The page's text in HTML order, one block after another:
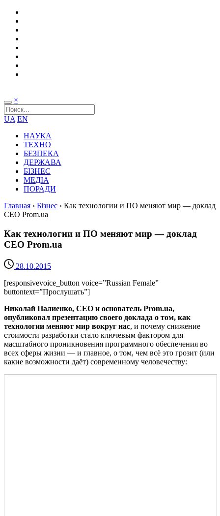
×
UA EN
НАУКА
ТЕХНО
БЕЗПЕКА
ДЕРЖАВА
БІЗНЕС
МЕДІА
ПОРАДИ
Главная › Бізнес › Как технологии и ПО меняют мир — доклад
CEO Prom.ua
Как технологии и ПО меняют мир — доклад
CEO Prom.ua
28.10.2015
[responsivevoice_button voice=”Russian Female”
buttontext=”Прослушать”]
Николай Палиенко, CEO и основатель Prom.ua,
опубликовал презентацию своего доклада о том, как
технологии меняют мир вокруг нас, и почему снижение
стоимости разработки стало ключевым фактором для
масштабного проникновения программного обеспечения во
всех сферы жизни — и главное, о том, чем всё это грозит (или
какие возможности даёт) современному человечеству: